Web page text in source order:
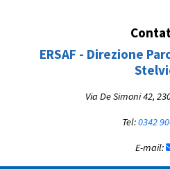
ERSAF - Direzione
Via De Simoni 42,
Tel:0342
E-mail: